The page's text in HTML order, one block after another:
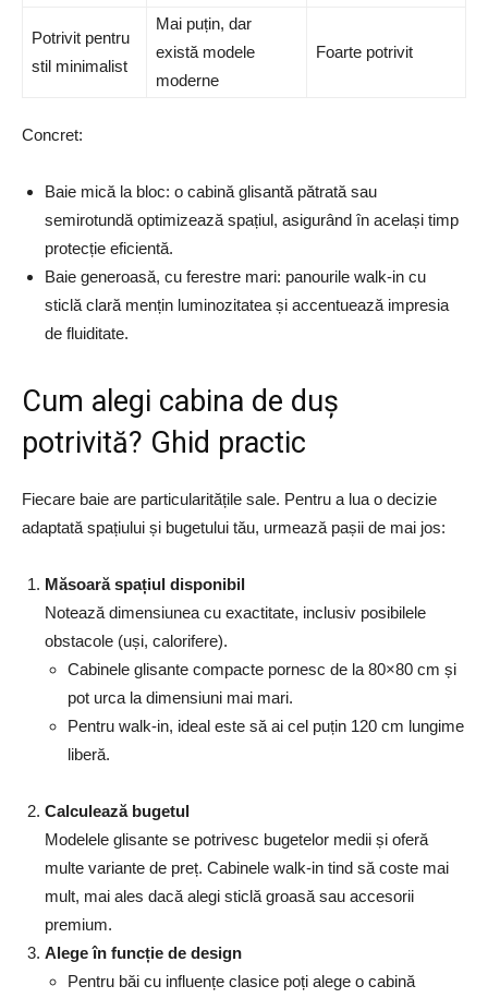
Potrivit pentru
stil minimalist
Mai puțin, dar
există modele
moderne
Foarte potrivit
Concret:
Baie mică la bloc: o cabină glisantă pătrată sau
semirotundă optimizează spațiul, asigurând în același timp
protecție eficientă.
Baie generoasă, cu ferestre mari: panourile walk-in cu
sticlă clară mențin luminozitatea și accentuează impresia
de fluiditate.
Cum alegi cabina de duș
potrivită? Ghid practic
Fiecare baie are particularitățile sale. Pentru a lua o decizie
adaptată spațiului și bugetului tău, urmează pașii de mai jos:
Măsoară spațiul disponibil
Notează dimensiunea cu exactitate, inclusiv posibilele
obstacole (uși, calorifere).
Cabinele glisante compacte pornesc de la 80×80 cm și
pot urca la dimensiuni mai mari.
Pentru walk-in, ideal este să ai cel puțin 120 cm lungime
liberă.
Calculează bugetul
Modelele glisante se potrivesc bugetelor medii și oferă
multe variante de preț. Cabinele walk-in tind să coste mai
mult, mai ales dacă alegi sticlă groasă sau accesorii
premium.
Alege în funcție de design
Pentru băi cu influențe clasice poți alege o cabină